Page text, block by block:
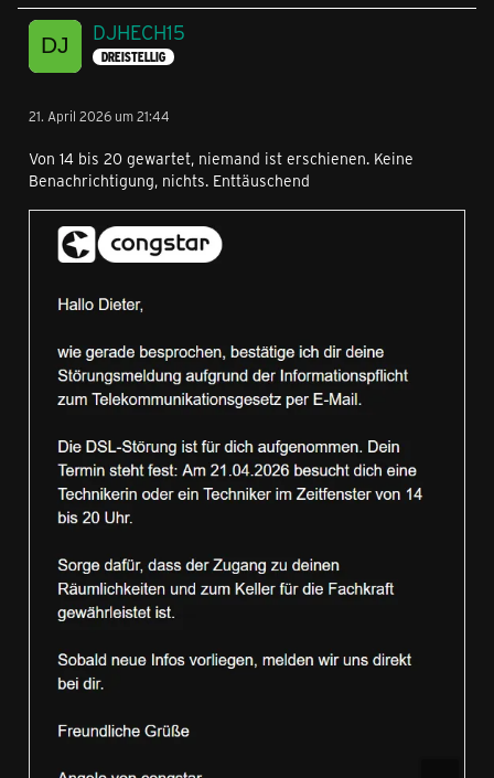
DJHECH15
DREISTELLIG
21. April 2026 um 21:44
Von 14 bis 20 gewartet, niemand ist erschienen. Keine
Benachrichtigung, nichts. Enttäuschend